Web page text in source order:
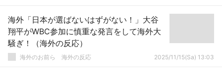
海外「日本が選ばないはずがない！」大谷
翔平がWBC参加に慎重な発言をして海外大
騒ぎ！（海外の反応）
海外のお前ら 海外の反応 2025/11/15(Sa) 13:03